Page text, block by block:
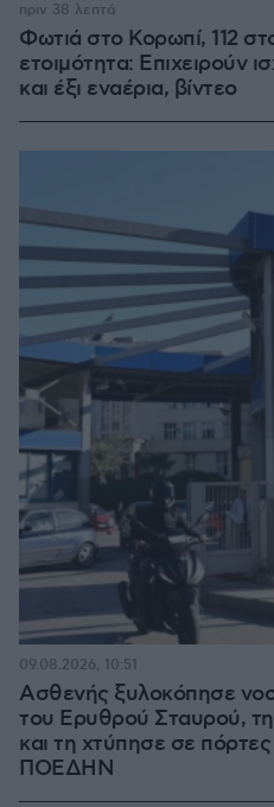
Φωτιά στο Κορωπί, 112
ετοιμότητα: Επιχειρούν
και έξι εναέρια, βίντεο
πριν 38 λεπτά
Ασθενής ξυλοκόπησε
του Ερυθρού Σταυρού,
και τη χτύπησε σε πόρτες
ΠΟΕΔΗΝ
09.08.2026, 10:51